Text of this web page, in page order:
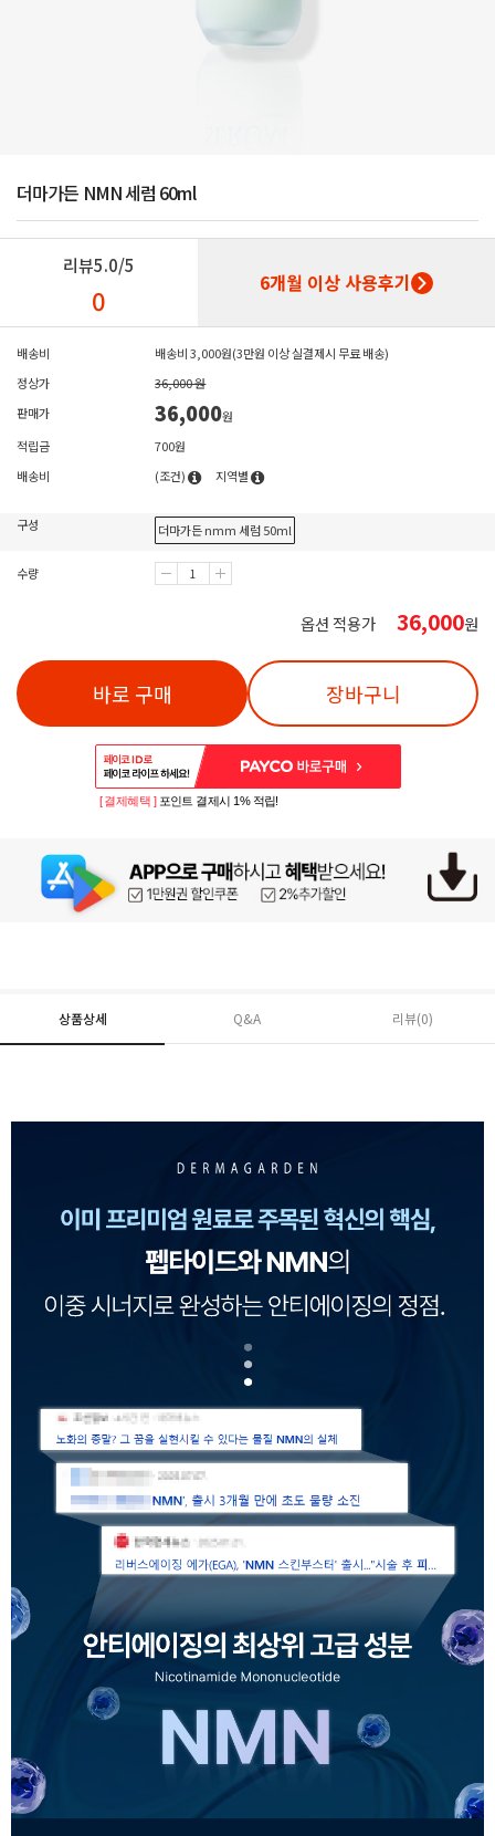
더마가든 NMN 세럼 60ml
리뷰5.0/5
0 6개월 이상 사용후기
배송비
배송비 3,000원(3만원 이상 실결제시 무료 배송)
정상가
36,000 원
판매가
36,000원
적립금
700원
배송비
(조건) 지역별
구성 더마가든 nmm 세럼 50ml
수량
옵션 적용가 36,000원
바로 구매 장바구니
페이코 ID로 페
PAYCO 바로구매
[ 결제혜택 ] 포인트 결제시 1% 적립!
상품상세 Q&A 리뷰(0)